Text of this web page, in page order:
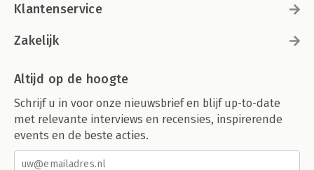
Klantenservice
Zakelijk
Altijd op de hoogte
Schrijf u in voor onze nieuwsbrief en blijf up-to-date
met relevante interviews en recensies, inspirerende
events en de beste acties.